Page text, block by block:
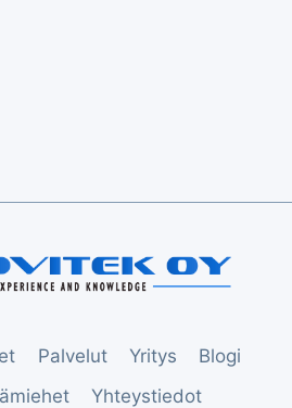
Palvelut Yritys
Blogi
Yhteystiedot